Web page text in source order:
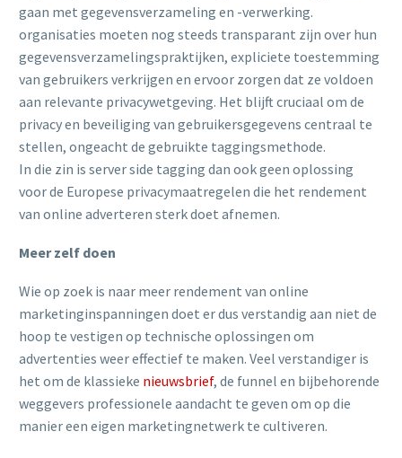
gaan met gegevensverzameling en -verwerking.
organisaties moeten nog steeds transparant zijn over hun
gegevensverzamelingspraktijken, expliciete toestemming
van gebruikers verkrijgen en ervoor zorgen dat ze voldoen
aan relevante privacywetgeving. Het blijft cruciaal om de
privacy en beveiliging van gebruikersgegevens centraal te
stellen, ongeacht de gebruikte taggingsmethode.
In die zin is server side tagging dan ook geen oplossing
voor de Europese privacymaatregelen die het rendement
van online adverteren sterk doet afnemen.
Meer zelf doen
Wie op zoek is naar meer rendement van online
marketinginspanningen doet er dus verstandig aan niet de
hoop te vestigen op technische oplossingen om
advertenties weer effectief te maken. Veel verstandiger is
het om de klassieke nieuwsbrief, de funnel en bijbehorende
weggevers professionele aandacht te geven om op die
manier een eigen marketingnetwerk te cultiveren.